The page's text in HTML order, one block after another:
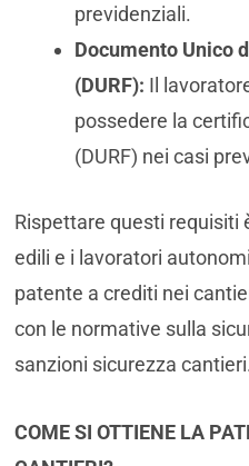
previdenziali.
Documento Unico
(DURF): Il
possedere la
(DURF) nei casi
Rispettare questi requisiti
edili e i lavoratori
patente a crediti nei
con le normative sulla
sanzioni sicurezza cantieri.
COME SI OTTIENE LA